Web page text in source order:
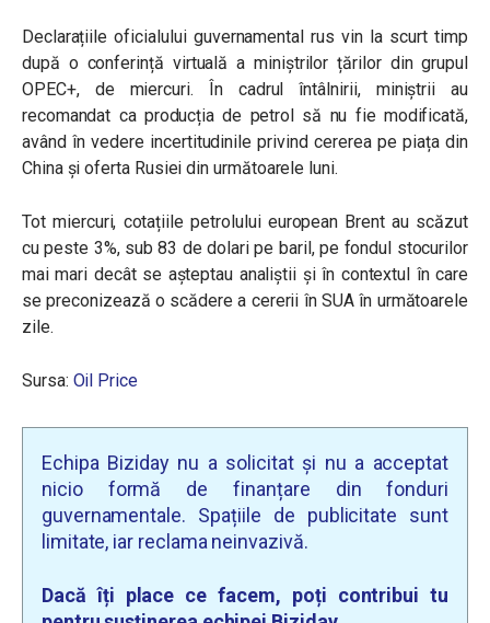
Declarațiile oficialului guvernamental rus vin la scurt timp
după o conferință virtuală a miniștrilor țărilor din grupul
OPEC+, de miercuri. În cadrul întâlnirii, miniștrii au
recomandat ca producția de petrol să nu fie modificată,
având în vedere incertitudinile privind cererea pe piața din
China și oferta Rusiei din următoarele luni.
Tot miercuri, cotațiile petrolului european Brent au scăzut
cu peste 3%, sub 83 de dolari pe baril, pe fondul stocurilor
mai mari decât se așteptau analiștii și în contextul în care
se preconizează o scădere a cererii în SUA în următoarele
zile.
Sursa: Oil Price
Echipa Biziday nu a solicitat și nu a acceptat
nicio formă de finanțare din fonduri
guvernamentale. Spațiile de publicitate sunt
limitate, iar reclama neinvazivă.
Dacă îți place ce facem, poți contribui tu